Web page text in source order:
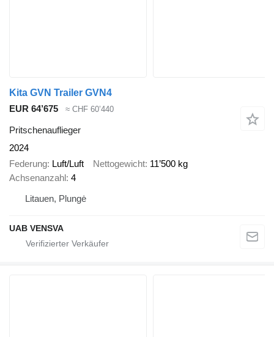
Kita GVN Trailer GVN4
EUR 64’675
≈ CHF 60’440
Pritschenauflieger
2024
Federung Luft/Luft Nettogewicht 11’500 kg
Achsenanzahl 4
Litauen, Plungė
UAB VENSVA